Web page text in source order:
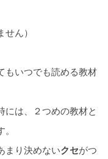
ん）
もいつでも読める教材
には、２つめの教材と
まり決めないクセがつ